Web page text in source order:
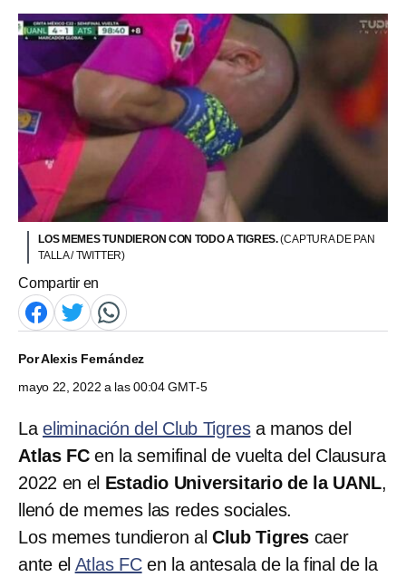
LOS MEMES TUNDIERON CON TODO A TIGRES.(CAPTURA DE PAN
TALLA / TWITTER)
Compartir en
PorAlexis Fernández
mayo 22, 2022 a las 00:04 GMT-5
La eliminación del Club Tigresa manos del
Atlas FC en la semifinal de vuelta del Clausura
2022 en el Estadio Universitario de la UANL,
llenó de memes las redes sociales.
Los memes tundieron al Club Tigres caer
ante el Atlas FCen la antesala de la final de la